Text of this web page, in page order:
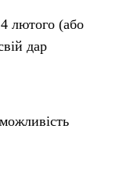
лютого (або
дар